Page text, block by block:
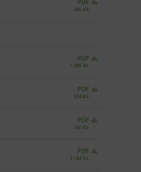
PDF
306 Kb
PDF
1.005 Kb
PDF
824 Kb
PDF
560 Kb
PDF
3.143 Kb